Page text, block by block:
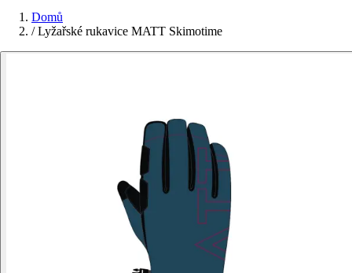
Domů
/ Lyžařské rukavice MATT Skimotime